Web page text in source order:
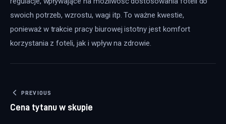
swoich potrzeb, wzrostu, wagi itp. To ważne kwestie,
ponieważ w trakcie pracy biurowej istotny jest komfort
korzystania z foteli, jak i wpływ na zdrowie.
Nawigacja wpisu
PREVIOUS
Cena tytanu w skupie